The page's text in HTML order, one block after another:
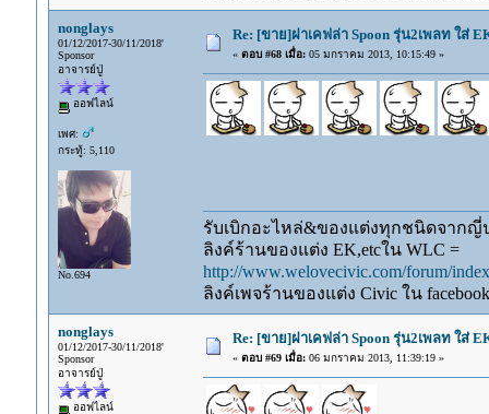
nonglays
01/12/2017-30/11/2018'
Sponsor
อาจารย์ปู่
ออฟไลน์
เพศ:
กระทู้: 5,110
No.694
Re: [ขาย]ฝาเคฟล่า Spoon รุ่น2เพลท ใส่
« ตอบ #68 เมื่อ:05 มกราคม 2013, 10:15:49 »
รับเบิกอะไหล่&ของแต่งทุกชนิดจากญี่
ลิงค์ร้านของแต่ง EK,etcใน WLC =
http://www.welovecivic.com/forum/
ลิงค์เพจร้านของแต่ง Civic ใน
nonglays
01/12/2017-30/11/2018'
Sponsor
อาจารย์ปู่
ออฟไลน์
Re: [ขาย]ฝาเคฟล่า Spoon รุ่น2เพลท ใส่
« ตอบ #69 เมื่อ:06 มกราคม 2013, 11:39:19 »